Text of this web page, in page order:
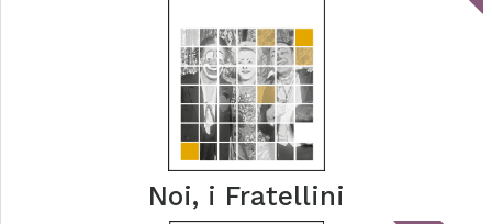
Noi, i Fratellini